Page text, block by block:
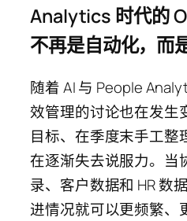
Analytics 时代的
不再是自动化，而
随着 AI 与 People
效管理的讨论也在发生
目标、在季度末手工整
在逐渐失去说服力。当
录、客户数据和 HR 数
进情况就可以更频繁、